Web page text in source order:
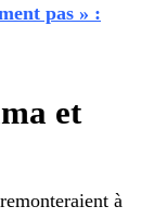
pas » :
et
à